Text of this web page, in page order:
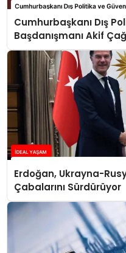
Cumhurbaşkanı Dış
Başdanışmanı Akif
Konuştu
Erdoğan, Ukrayna-
Çabalarını Sürdürüyor